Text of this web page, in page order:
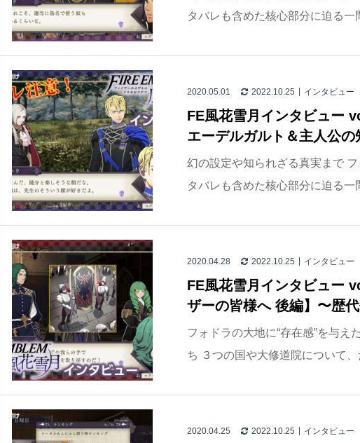
タバレも含めた核心部分に迫る
2020.05.01 2022.10.25 インタビュー
FE風花雪月インタビュー
エーデルガルト＆主人公
幻の設定や知られざる真実まで
タバレも含めた核心部分に迫る
2020.04.28 2022.10.25 インタビュー
FE風花雪月インタビュー
ザーの皆様へ 後編】〜歴
フォドラの大地に“存在感”を与え
ち ３つの国や大修道院について
2020.04.25 2022.10.25 インタビュー